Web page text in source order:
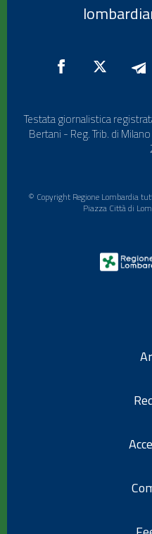
Testata giornalistica
Bertani - Reg. Trib. di
© Copyright Regione Lombardia
Piazza Città di